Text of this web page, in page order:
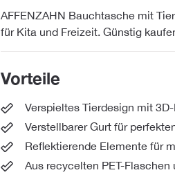
AFFENZAHN Bauchtasche mit
für Kita und Freizeit. Günstig
Vorteile
Verspieltes Tierdesign mit
Verstellbarer Gurt für
Reflektierende Elemente für
Aus recycelten PET-